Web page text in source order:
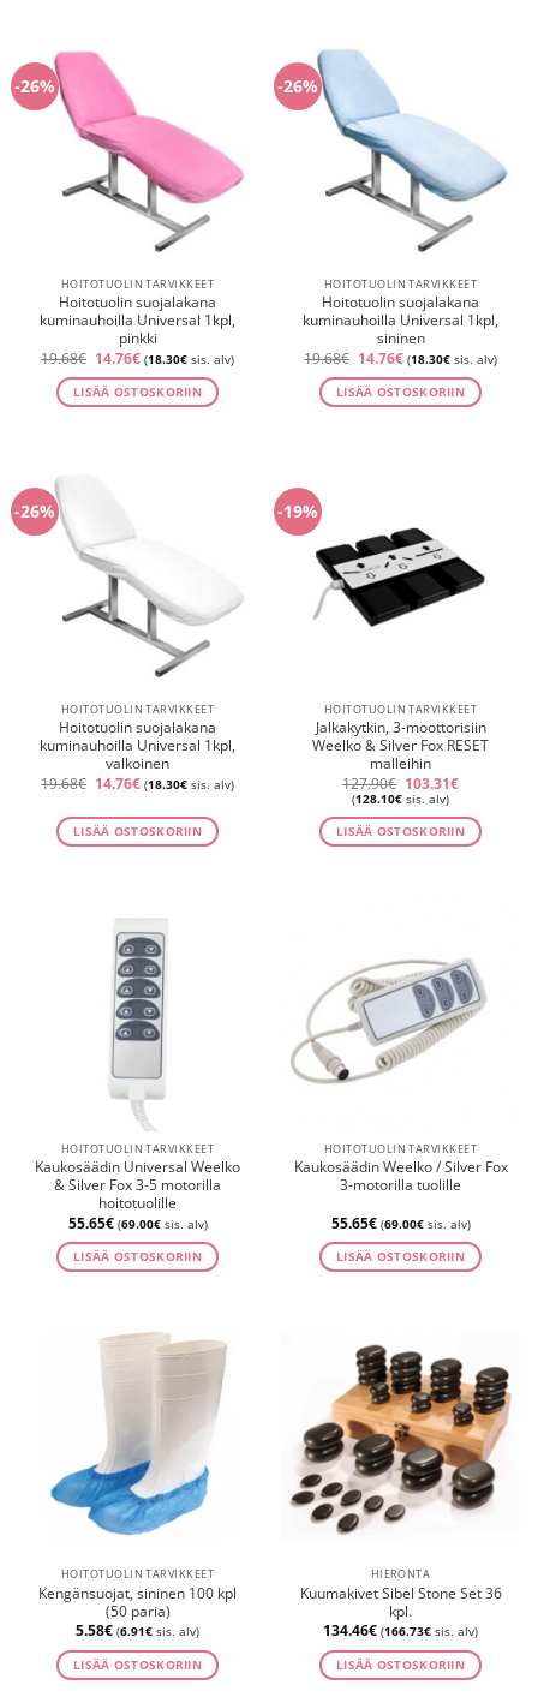
-26%
HOITOTUOLIN TARVIKKEET
Hoitotuolin suojalakana
kuminauhoilla Universal 1kpl,
pinkki
19.68€ Alkuperäinen
oli:
19.68€.
14.76€Nykyinen
hinta
on:
14.76€.
(18.30€sis. alv)
LISÄÄ OSTOSKORIIN
-26%
HOITOTUOLIN TARVIKKEET
Hoitotuolin suojalakana
kuminauhoilla Universal 1kpl,
sininen
19.68€ Alkuperäinen
oli:
19.68€.
14.76€Nykyinen
hinta
on:
14.76€.
(18.30€sis. alv)
LISÄÄ OSTOSKORIIN
-26%
HOITOTUOLIN TARVIKKEET
Hoitotuolin suojalakana
kuminauhoilla Universal 1kpl,
valkoinen
19.68€ Alkuperäinen
19.68€.
14.76€Nykyinen
hinta
14.76€.
(18.30€sis. alv)
LISÄÄ OSTOSKORIIN
-19%
HOITOTUOLIN TARVIKKEET
Jalkakytkin, 3-moottorisiin
Weelko & Silver Fox RESET
malleihin
127.90€ Alkuperäinen
hinta
127.90€.
103.31€Nykyinen
103.31€.
(128.10€ sis. alv)
LISÄÄ OSTOSKORIIN
HOITOTUOLIN TARVIKKEET
Kaukosäädin Universal Weelko
& Silver Fox 3-5 motorilla
hoitotuolille
55.65€ (69.00€sis. alv)
LISÄÄ OSTOSKORIIN
HOITOTUOLIN TARVIKKEET
Kaukosäädin Weelko / Silver Fox
3-motorilla tuolille
55.65€ (69.00€sis. alv)
LISÄÄ OSTOSKORIIN
HOITOTUOLIN TARVIKKEET
Kengänsuojat, sininen 100 kpl
(50 paria)
5.58€ (6.91€ sis. alv)
LISÄÄ OSTOSKORIIN
HIERONTA
Kuumakivet Sibel Stone Set 36
kpl.
134.46€ (166.73€ sis. alv)
LISÄÄ OSTOSKORIIN